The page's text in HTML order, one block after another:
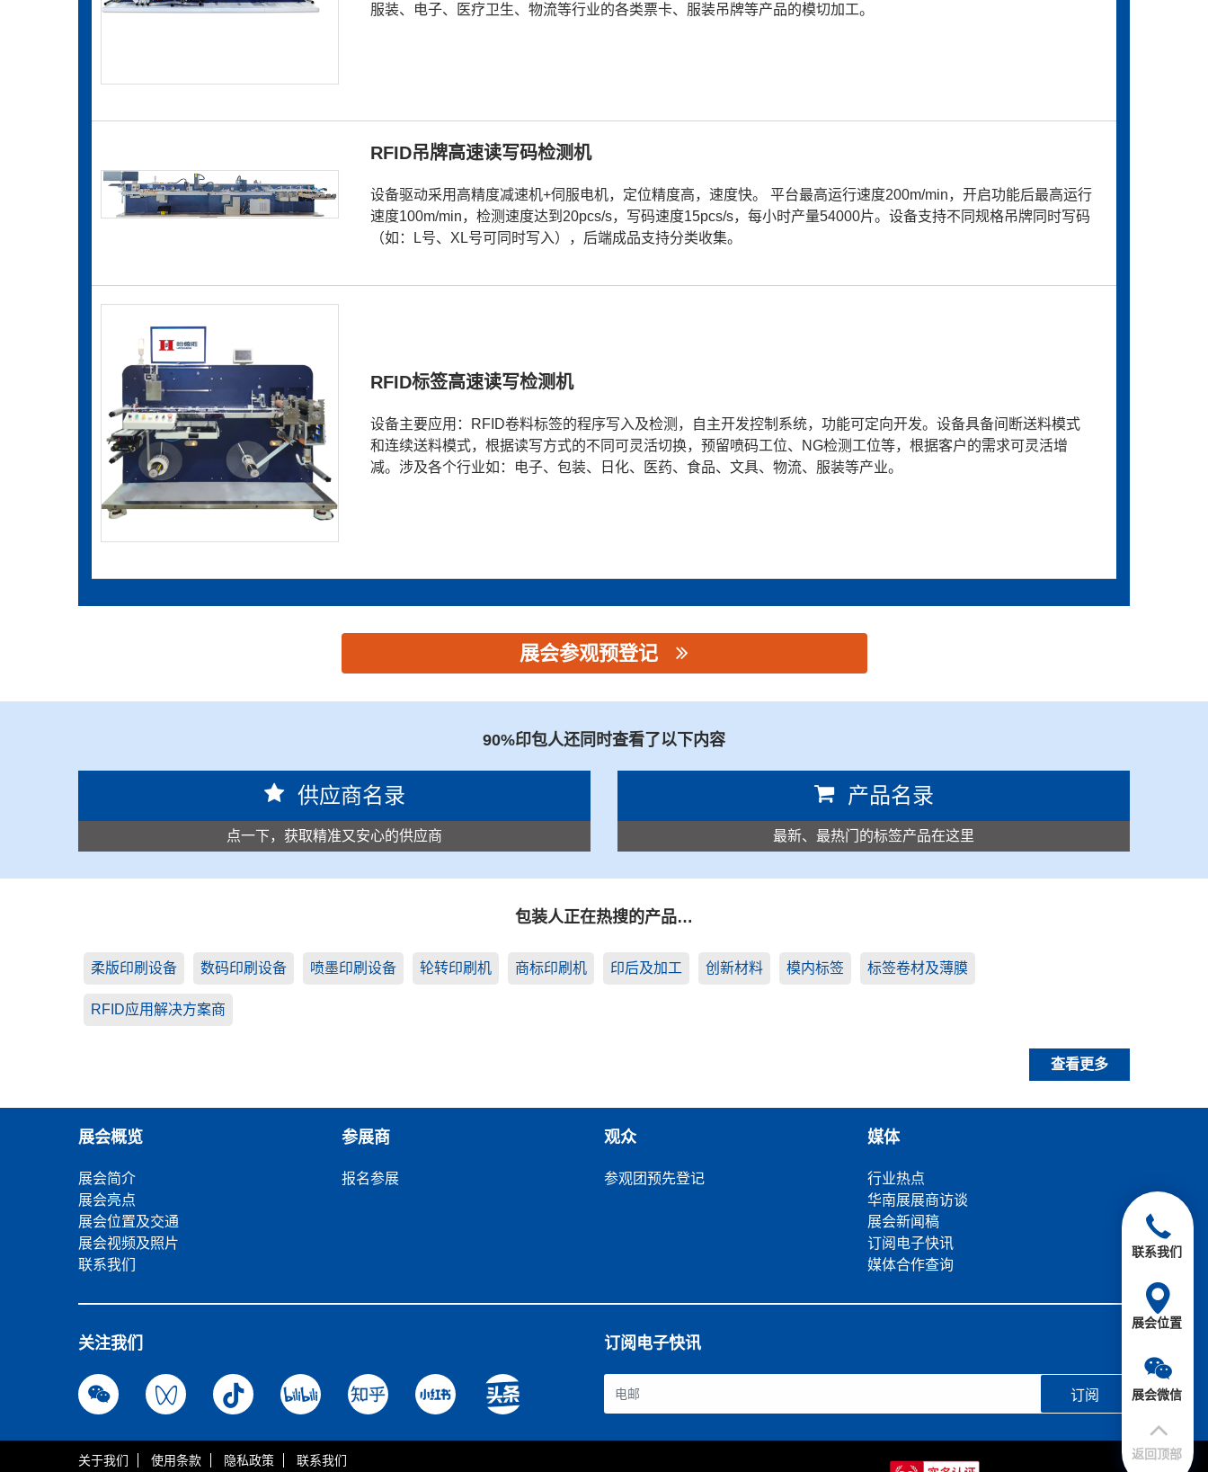
服装、电子、医疗卫生、物流等行业的各类票卡、服装吊牌等产品的模切加工。
RFID吊牌高速读写码检测机
设备驱动采用高精度减速机+伺服电机，定位精度高，速度快。 平台最高运行速度200m/min，开启功能后最高运行
速度100m/min，检测速度达到20pcs/s，写码速度15pcs/s，每小时产量54000片。设备支持不同规格吊牌同时写码
（如：L号、XL号可同时写入），后端成品支持分类收集。
RFID标签高速读写检测机
设备主要应用：RFID卷料标签的程序写入及检测，自主开发控制系统，功能可定向开发。设备具备间断送料模式
和连续送料模式，根据读写方式的不同可灵活切换，预留喷码工位、NG检测工位等，根据客户的需求可灵活增
减。涉及各个行业如：电子、包装、日化、医药、食品、文具、物流、服装等产业。
展会参观预登记
90%印包人还同时查看了以下内容
供应商名录
点一下，获取精准又安心的供应商
产品名录
最新、最热门的标签产品在这里
包装人正在热搜的产品…
柔版印刷设备 数码印刷设备 喷墨印刷设备 轮转印刷机 商标印刷机 印后及加工 创新材料 模内标签 标签卷材及薄膜
RFID应用解决方案商
查看更多
展会概览
展会简介
展会亮点
展会位置及交通
展会视频及照片
联系我们
参展商
报名参展
观众
参观团预先登记
媒体
行业热点
华南展展商访谈
展会新闻稿
订阅电子快讯
媒体合作查询
关注我们 订阅电子快讯
订阅
关于我们 使用条款 隐私政策 联系我们
联系我们
展会位置
展会微信
返回顶部